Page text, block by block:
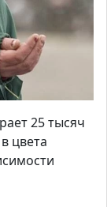
25 тысяч
цвета